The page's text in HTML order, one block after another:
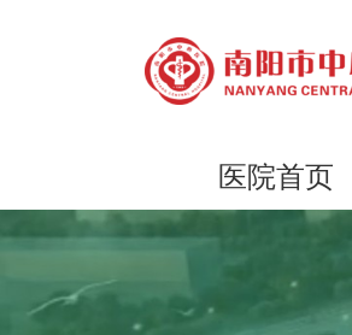
医院首页